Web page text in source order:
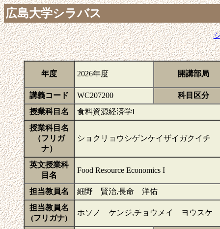
広島大学シラバス
年度 2026年度 開講部局
講義コード WC207200
科目区分
授業科目名
食料資源経済学I
授業科目名
（フリガ
ナ）
ショクリョウシゲンケイザイガクイチ
英文授業科
目名
Food Resource Economics I
担当教員名
細野 賢治,長命 洋佑
担当教員名
(フリガナ)
ホソノ ケンジ,チョウメイ ヨウスケ